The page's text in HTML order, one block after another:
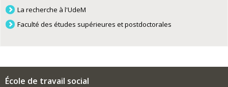
La recherche à l'UdeM
Faculté des études supérieures et postdoctorales
École de travail social